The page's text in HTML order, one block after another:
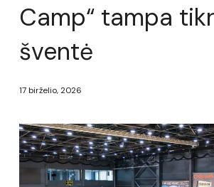
Camp“ tampa
šventė
17 birželio, 2026